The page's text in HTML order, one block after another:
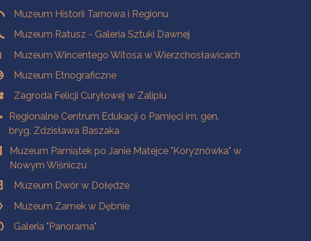
Muzeum Historii Tarnowa i Regionu
Muzeum Ratusz - Galeria Sztuki Dawnej
Muzeum Wincentego Witosa w Wierzchosławicach
Muzeum Etnograficzne
Zagroda Felicji Curyłowej w Zalipiu
Regionalne Centrum Edukacji o Pamięci im. gen.
bryg. Zdzisława Baszaka
Muzeum Pamiątek po Janie Matejce "Koryznówka" w
Nowym Wiśniczu
Muzeum Dwór w Dołędze
Muzeum Zamek w Dębnie
Galeria "Panorama"